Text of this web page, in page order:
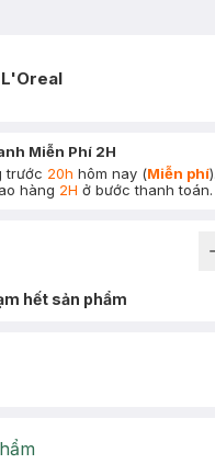
Miễn Phí 2H
trước 20h hôm nay (Miễn phí
hàng 2H ở bước thanh toán.
hết sản phẩm